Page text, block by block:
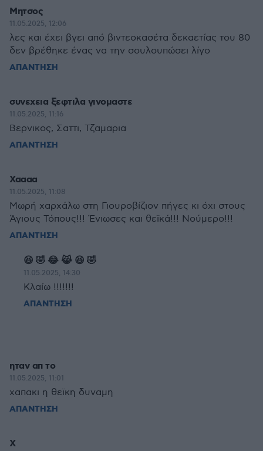
Μητσος
11.05.2025, 12:06
λες και έχει βγει από βιντεοκασέτα δεκαετίας του 80
δεν βρέθηκε ένας να την σουλουπώσει λίγο
ΑΠΑΝΤΗΣΗ
συνεχεια ξεφτιλα γινομαστε
11.05.2025, 11:16
Βερνικος, Σαττι, Τζαμαρια
ΑΠΑΝΤΗΣΗ
Χαααα
11.05.2025, 11:08
Μωρή χαρχάλω στη Γιουροβίζιον πήγες κι όχι στους
Άγιους Τόπους!!! Ένιωσες και θεϊκά!!! Νούμερο!!!
ΑΠΑΝΤΗΣΗ
😆 🤣 😂 😹 😆 🤣
11.05.2025, 14:30
Κλαίω !!!!!!!
ΑΠΑΝΤΗΣΗ
ηταν απ το
11.05.2025, 11:01
χαπακι η θεϊκη δυναμη
ΑΠΑΝΤΗΣΗ
Χ